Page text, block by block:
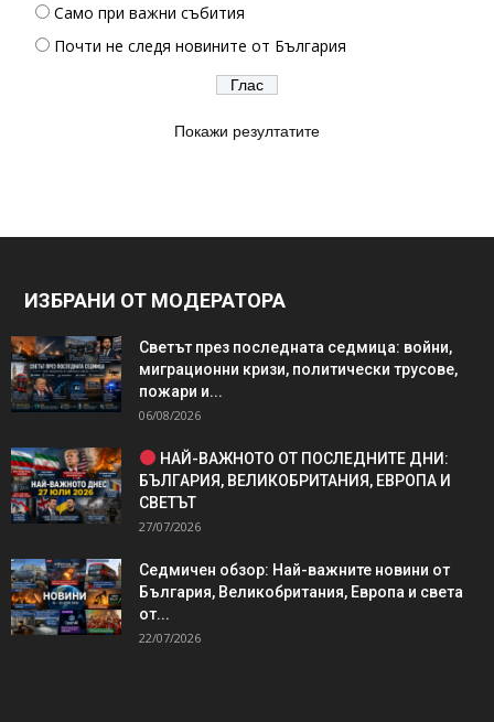
Само при важни събития
Почти не следя новините от България
Покажи резултатите
ИЗБРАНИ ОТ МОДЕРАТОРА
Светът през последната седмица: войни,
миграционни кризи, политически трусове,
пожари и...
06/08/2026
НАЙ-ВАЖНОТО ОТ ПОСЛЕДНИТЕ ДНИ:
БЪЛГАРИЯ, ВЕЛИКОБРИТАНИЯ, ЕВРОПА И
СВЕТЪТ
27/07/2026
Седмичен обзор: Най-важните новини от
България, Великобритания, Европа и света
от...
22/07/2026